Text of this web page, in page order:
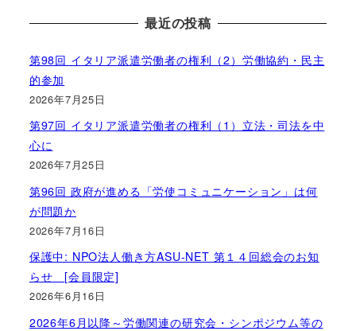
最近の投稿
第98回 イタリア派遣労働者の権利（2）労働協約・民主
的参加
2026年7月25日
第97回 イタリア派遣労働者の権利（1）立法・司法を中
心に
2026年7月25日
第96回 政府が進める「労使コミュニケーション」は何
が問題か
2026年7月16日
保護中: NPO法人働き方ASU-NET 第１４回総会のお知
らせ [会員限定]
2026年6月16日
2026年6月以降～労働関連の研究会・シンポジウム等の